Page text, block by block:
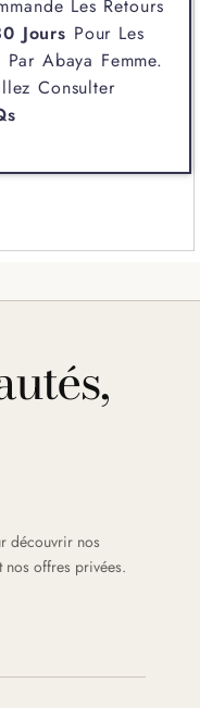
Les Retours
Jours Pour Les
Par Abaya Femme.
Consulter
découvrir nos
nos offres privées.